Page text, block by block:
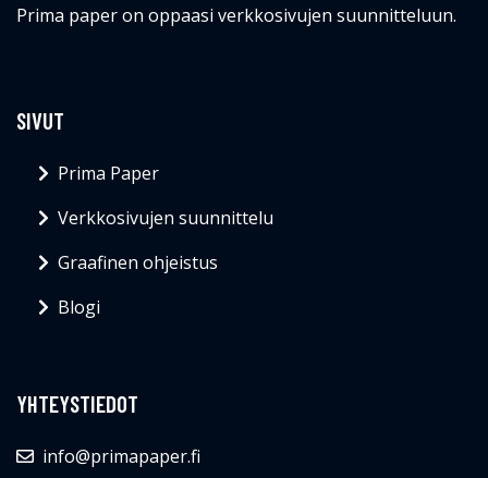
Prima paper on oppaasi verkkosivujen suunnitteluun.
SIVUT
Prima Paper
Verkkosivujen suunnittelu
Graafinen ohjeistus
Blogi
YHTEYSTIEDOT
info@primapaper.fi